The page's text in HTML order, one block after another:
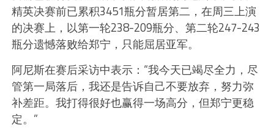
精英决赛前已累积3451瓶分暂居第二，在周三上演
的决赛上，以第一轮238-209瓶分、第二轮247-243
瓶分遗憾落败给郑宁，只能屈居亚军。
阿尼斯在赛后采访中表示：“我今天已竭尽全力，尽
管第一局落后，我还是告诉自己不要放弃，努力弥
补差距。我打得很好也赢得一场高分，但郑宁更稳
定。”